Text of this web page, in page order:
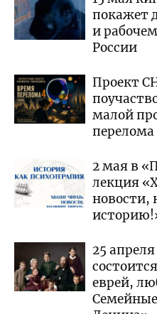
покажет
и
России
Проект
малой
перелома
2 мая в
лекция
новости,
25
еврей,